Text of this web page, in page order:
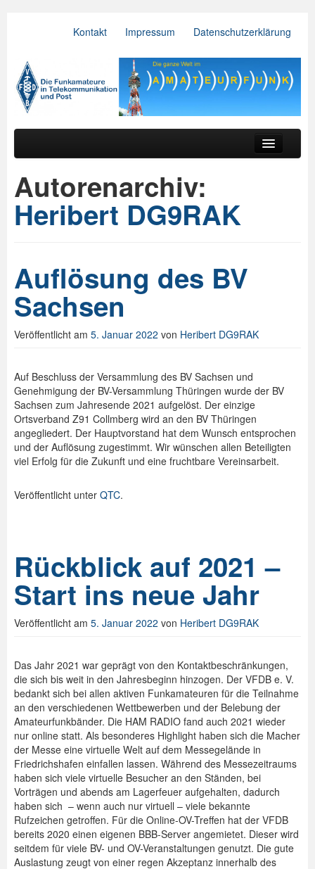
Kontakt Impressum Datenschutzerklärung
VFDB e.V.
Hauptmenü
Der Verein
Referate
Relais
Downloads
Spenden
Autorenarchiv:
Heribert DG9RAK
Auflösung des BV
Sachsen
Veröffentlicht am 5. Januar 2022 von Heribert DG9RAK
Auf Beschluss der Versammlung des BV Sachsen und
Genehmigung der BV-Versammlung Thüringen wurde der BV
Sachsen zum Jahresende 2021 aufgelöst. Der einzige
Ortsverband Z91 Collmberg wird an den BV Thüringen
angegliedert. Der Hauptvorstand hat dem Wunsch entsprochen
und der Auflösung zugestimmt. Wir wünschen allen Beteiligten
viel Erfolg für die Zukunft und eine fruchtbare Vereinsarbeit.
Veröffentlicht unter QTC.
Rückblick auf 2021 –
Start ins neue Jahr
Veröffentlicht am 5. Januar 2022 von Heribert DG9RAK
Das Jahr 2021 war geprägt von den Kontaktbeschränkungen,
die sich bis weit in den Jahresbeginn hinzogen. Der VFDB e. V.
bedankt sich bei allen aktiven Funkamateuren für die Teilnahme
an den verschiedenen Wettbewerben und der Belebung der
Amateurfunkbänder. Die HAM RADIO fand auch 2021 wieder
nur online statt. Als besonderes Highlight haben sich die Macher
der Messe eine virtuelle Welt auf dem Messegelände in
Friedrichshafen einfallen lassen. Während des Messezeitraums
haben sich viele virtuelle Besucher an den Ständen, bei
Vorträgen und abends am Lagerfeuer aufgehalten, dadurch
haben sich – wenn auch nur virtuell – viele bekannte
Rufzeichen getroffen. Für die Online-OV-Treffen hat der VFDB
bereits 2020 einen eigenen BBB-Server angemietet. Dieser wird
seitdem für viele BV- und OV-Veranstaltungen genutzt. Die gute
Auslastung zeugt von einer regen Akzeptanz innerhalb des